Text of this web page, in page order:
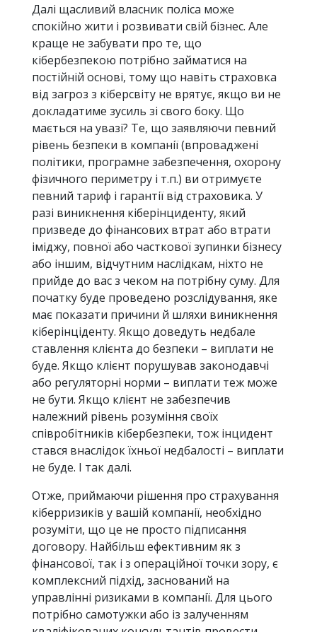
Далі щасливий власник поліса може
спокійно жити і розвивати свій бізнес. Але
краще не забувати про те, що
кібербезпекою потрібно займатися на
постійній основі, тому що навіть страховка
від загроз з кіберсвіту не врятує, якщо ви не
докладатиме зусиль зі свого боку. Що
мається на увазі? Те, що заявляючи певний
рівень безпеки в компанії (впроваджені
політики, програмне забезпечення, охорону
фізичного периметру і т.п.) ви отримуєте
певний тариф і гарантії від страховика. У
разі виникнення кіберінциденту, який
призведе до фінансових втрат або втрати
іміджу, повної або часткової зупинки бізнесу
або іншим, відчутним наслідкам, ніхто не
прийде до вас з чеком на потрібну суму. Для
початку буде проведено розслідування, яке
має показати причини й шляхи виникнення
кіберінціденту. Якщо доведуть недбале
ставлення клієнта до безпеки – виплати не
буде. Якщо клієнт порушував законодавчі
або регуляторні норми – виплати теж може
не бути. Якщо клієнт не забезпечив
належний рівень розуміння своїх
співробітників кібербезпеки, тож інцидент
стався внаслідок їхньої недбалості – виплати
не буде. І так далі.
Отже, приймаючи рішення про страхування
кіберризиків у вашій компанії, необхідно
розуміти, що це не просто підписання
договору. Найбільш ефективним як з
фінансової, так і з операційної точки зору, є
комплексний підхід, заснований на
управлінні ризиками в компанії. Для цього
потрібно самотужки або із залученням